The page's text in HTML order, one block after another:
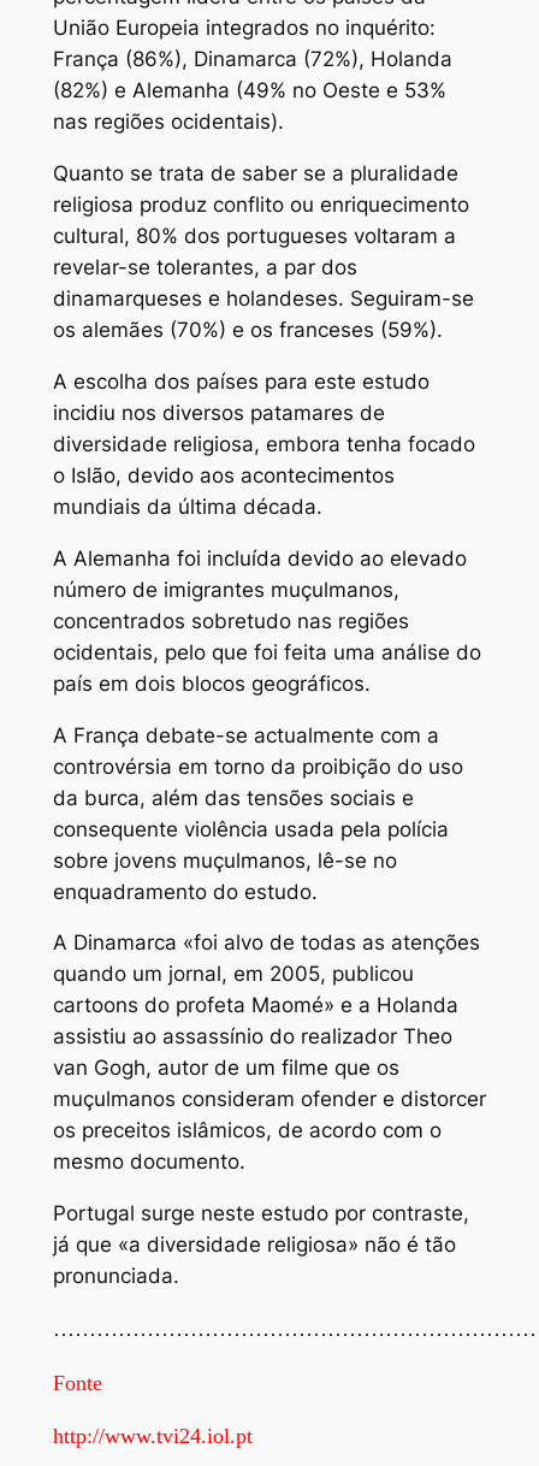
União Europeia integrados no inquérito:
França (86%), Dinamarca (72%), Holanda
(82%) e Alemanha (49% no Oeste e 53%
nas regiões ocidentais).
Quanto se trata de saber se a pluralidade
religiosa produz conflito ou enriquecimento
cultural, 80% dos portugueses voltaram a
revelar-se tolerantes, a par dos
dinamarqueses e holandeses. Seguiram-se
os alemães (70%) e os franceses (59%).
A escolha dos países para este estudo
incidiu nos diversos patamares de
diversidade religiosa, embora tenha focado
o Islão, devido aos acontecimentos
mundiais da última década.
A Alemanha foi incluída devido ao elevado
número de imigrantes muçulmanos,
concentrados sobretudo nas regiões
ocidentais, pelo que foi feita uma análise do
país em dois blocos geográficos.
A França debate-se actualmente com a
controvérsia em torno da proibição do uso
da burca, além das tensões sociais e
consequente violência usada pela polícia
sobre jovens muçulmanos, lê-se no
enquadramento do estudo.
A Dinamarca «foi alvo de todas as atenções
quando um jornal, em 2005, publicou
cartoons do profeta Maomé» e a Holanda
assistiu ao assassínio do realizador Theo
van Gogh, autor de um filme que os
muçulmanos consideram ofender e distorcer
os preceitos islâmicos, de acordo com o
mesmo documento.
Portugal surge neste estudo por contraste,
já que «a diversidade religiosa» não é tão
pronunciada.
Fonte
http://www.tvi24.iol.pt